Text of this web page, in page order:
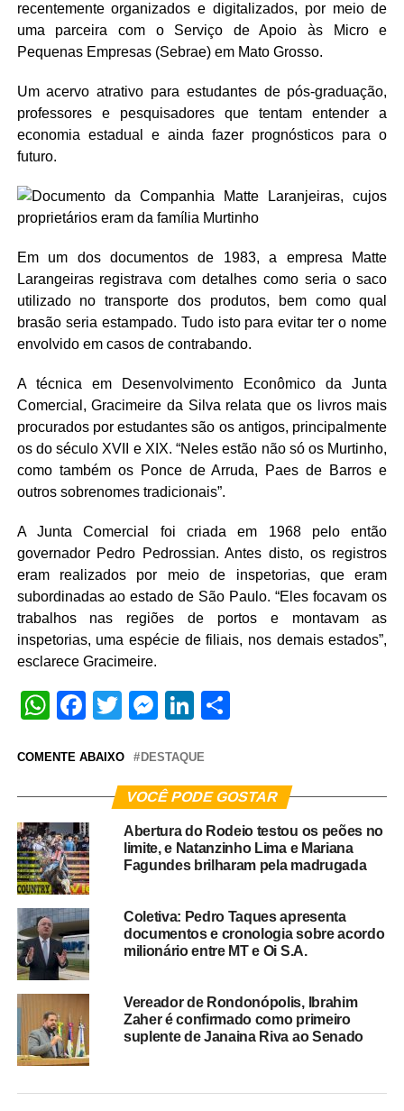
recentemente organizados e digitalizados, por meio de
uma parceira com o Serviço de Apoio às Micro e
Pequenas Empresas (Sebrae) em Mato Grosso.
Um acervo atrativo para estudantes de pós-graduação,
professores e pesquisadores que tentam entender a
economia estadual e ainda fazer prognósticos para o
futuro.
Em um dos documentos de 1983, a empresa Matte
Larangeiras registrava com detalhes como seria o saco
utilizado no transporte dos produtos, bem como qual
brasão seria estampado. Tudo isto para evitar ter o nome
envolvido em casos de contrabando.
A técnica em Desenvolvimento Econômico da Junta
Comercial, Gracimeire da Silva relata que os livros mais
procurados por estudantes são os antigos, principalmente
os do século XVII e XIX. “Neles estão não só os Murtinho,
como também os Ponce de Arruda, Paes de Barros e
outros sobrenomes tradicionais”.
A Junta Comercial foi criada em 1968 pelo então
governador Pedro Pedrossian. Antes disto, os registros
eram realizados por meio de inspetorias, que eram
subordinadas ao estado de São Paulo. “Eles focavam os
trabalhos nas regiões de portos e montavam as
inspetorias, uma espécie de filiais, nos demais estados”,
esclarece Gracimeire.
WhatsApp
Facebook
TwitterMessenger
LinkedIn
COMENTE ABAIXO DESTAQUE
VOCÊ PODE GOSTAR
Abertura do Rodeio testou os peões no
limite, e Natanzinho Lima e Mariana
Fagundes brilharam pela madrugada
Coletiva: Pedro Taques apresenta
documentos e cronologia sobre acordo
milionário entre MT e Oi S.A.
Vereador de Rondonópolis, Ibrahim
Zaher é confirmado como primeiro
suplente de Janaina Riva ao Senado